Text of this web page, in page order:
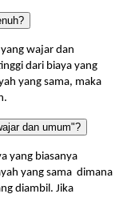
wajar dan
dari biaya yang
yang sama, maka
dan umum"?
yang biasanya
yang sama dimana
diambil. Jika